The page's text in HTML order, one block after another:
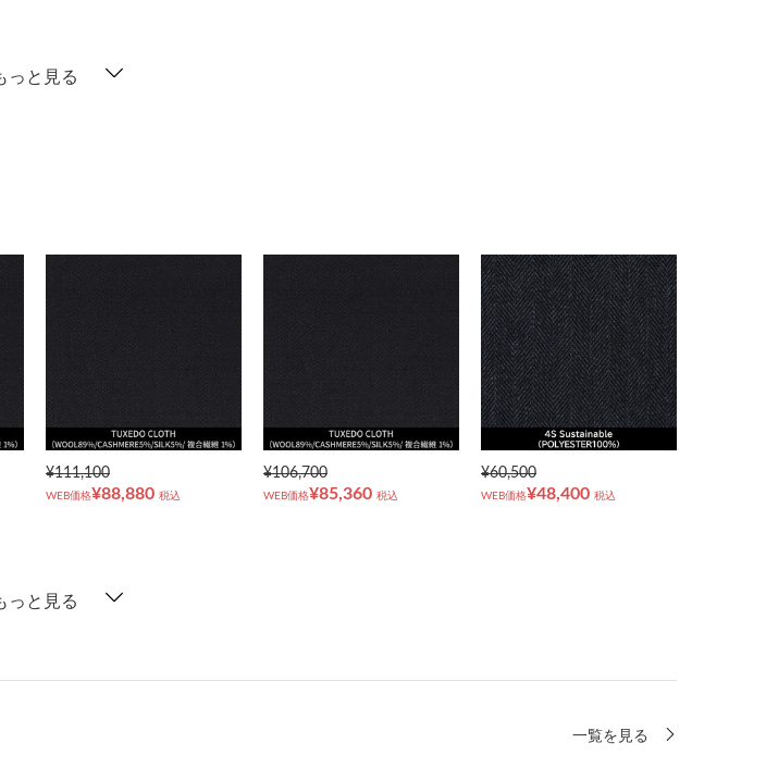
っと見る
¥111,100
WEB価格¥88,880 税込
¥106,700
WEB価格¥85,360 税込
¥60,500
WEB価格¥48,400 税込
っと見る
一覧を見る